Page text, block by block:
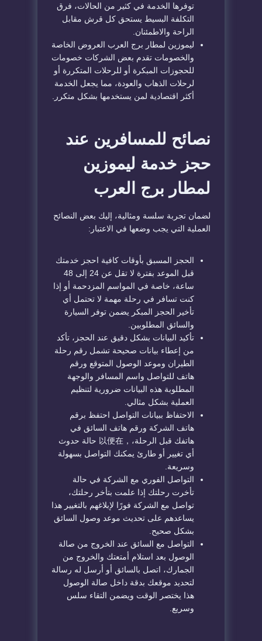
توفرها الخدمة في كثير من الحالات، فرق
التكلفة البسيط يستحق كل قرش مقابل
الراحة والاطمئنان.
ليموزين لمطار برج العرب العروض الخاصة
والخصومات تقدم بعض الشركات خصومات
للحجوزات المبكرة أو للرحلات المتكررة أو
لرحلات الذهاب والعودة، مما يجعل الخدمة
أكثر اقتصادية لمن يستخدمها بشكل متكرر.
نصائح للمسافرين عند
حجز خدمة ليموزين
لمطار برج العرب
لضمان تجربة سلسة ومثالية، إليك بعض النصائح
العملية التي يجب وضعها في الاعتبار:
الحجز المسبق بأوقات كافية احجز خدمتك
قبل الموعد بفترة لا تقل عن 24 إلى 48
ساعة، خاصة في المواسم المزدحمة أو إذا
كنت تسافر في رحلة مهمة لا تحتمل أي
تأخير الحجز المبكر يضمن توفر السيارة
والسائق المطلوبين.
تأكيد البيانات بشكل دقيق عند الحجز، تأكد
من إعطاء بيانات صحيحة تشمل رقم رحلة
الطيران وموعد الوصول المتوقع ورقم
هاتف للتواصل واسم المسافر والوجهة
المطلوبة هذه البيانات ضرورية لتنظيم
العملية بشكل مثالي.
الاحتفاظ ببيانات التواصل احتفظ برقم
هاتف الشركة ورقم هاتف السائق في
هاتفك قبل الرحلة،，以便在 حالة حدوث
أي تغيير أو طارئ يمكنك التواصل بسهولة
وسريعة.
التواصل الفوري مع الشركة في حالة
تأخرت رحلتك إذا علمت بتأخر رحلتك،
تواصل مع الشركة فورًا لإبلاغهم بالتغيير هذا
يساعدهم على تحديث موعد وصول السائق
بشكل صحيح.
التواصل مع السائق عند الخروج من صالة
الوصول بعد استلام أمتعتك والخروج من
الجمارك، اتصل بالسائق أو أرسل له رسالة
لتحديد موقعك بدقة داخل صالة الوصول
هذا يختصر الوقت ويضمن التقاء سلس
وسريع.